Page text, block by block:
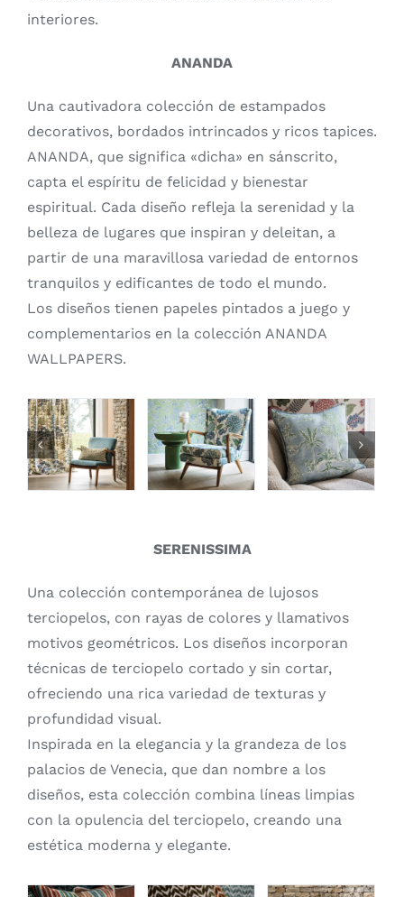
interiores.
ANANDA
Una cautivadora colección de estampados
decorativos, bordados intrincados y ricos tapices.
ANANDA, que significa «dicha» en sánscrito,
capta el espíritu de felicidad y bienestar
espiritual. Cada diseño refleja la serenidad y la
belleza de lugares que inspiran y deleitan, a
partir de una maravillosa variedad de entornos
tranquilos y edificantes de todo el mundo.
Los diseños tienen papeles pintados a juego y
complementarios en la colección ANANDA
WALLPAPERS.
SERENISSIMA
Una colección contemporánea de lujosos
terciopelos, con rayas de colores y llamativos
motivos geométricos. Los diseños incorporan
técnicas de terciopelo cortado y sin cortar,
ofreciendo una rica variedad de texturas y
profundidad visual.
Inspirada en la elegancia y la grandeza de los
palacios de Venecia, que dan nombre a los
diseños, esta colección combina líneas limpias
con la opulencia del terciopelo, creando una
estética moderna y elegante.